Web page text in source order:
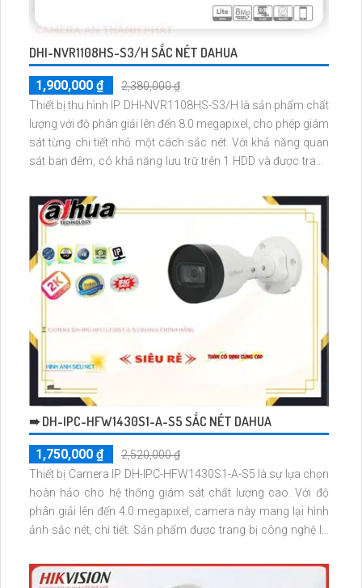
DHI-NVR1108HS-S3/H SẮC NÉT DAHUA
1,900,000 ₫
2,380,000 ₫
Thiết bị thu hình IP DHI-NVR1108HS-S3/H là sản phẩm chất
lượng với độ phân giải lên đến 8.0 megapixel, cho phép giám
sát từng chi tiết nhỏ một cách sắc nét. Với khả năng quan
sát ban đêm, có khả năng lưu trữ trên 1 HDD và được trang
Ngoài ra, thiết bị còn hỗ trợ chuẩn kết nối ONVIF, phù hợp
cho việc giám sát trong kho hàng, nhà xưởng
➠ DH-IPC-HFW1430S1-A-S5 SẮC NÉT DAHUA
1,750,000 ₫
2,520,000 ₫
Thiết bị Camera IP DH-IPC-HFW1430S1-A-S5 là sự lựa chọn
hoàn hảo cho hệ thống giám sát chất lượng cao. Với độ
phân giải lên đến 4.0 megapixel, camera này mang lại hình
ảnh sắc nét, chi tiết. Sản phẩm được trang bị công nghệ IP
hồng ngoại Smart IR cho phép quan sát ban đêm đến 30m